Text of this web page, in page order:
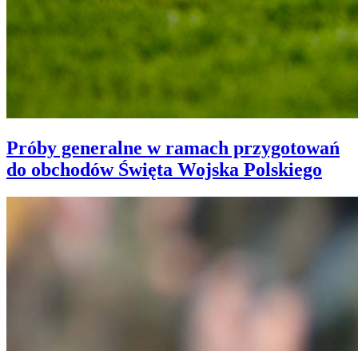
Próby generalne w ramach przygotowań
do obchodów Święta Wojska Polskiego